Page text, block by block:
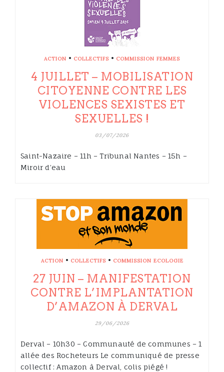
ACTION • COLLECTIFS • COMMISSION FEMMES
4 JUILLET – MOBILISATION
CITOYENNE CONTRE LES
VIOLENCES SEXISTES ET
SEXUELLES !
03/07/2026
Saint-Nazaire – 11h – Tribunal Nantes – 15h –
Miroir d’eau
ACTION • COLLECTIFS• COMMISSION ECOLOGIE
27 JUIN – MANIFESTATION
CONTRE L’IMPLANTATION
D’AMAZON À DERVAL
29/06/2026
Derval – 10h30 – Communauté de communes – 1
allée des Rocheteurs Le communiqué de presse
collectif : Amazon à Derval, colis piégé !